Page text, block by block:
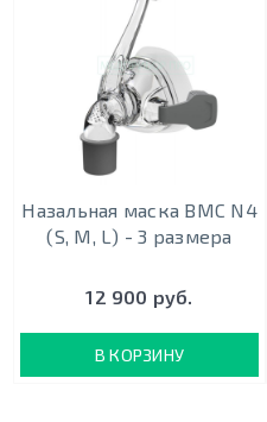
Назальная маска BMC N4
(S, M, L) - 3 размера
12 900 руб.
В КОРЗИНУ